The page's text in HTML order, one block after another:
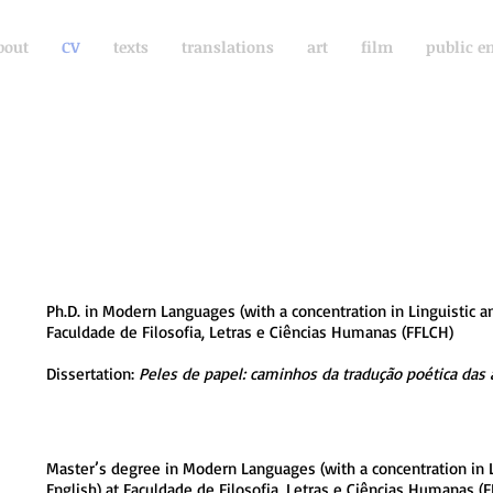
CV texts translations art film public
Ph.D. in Modern Languages (with a concentration in Linguistic
Faculdade de Filosofia, Letras e Ciências Humanas (FFLCH)
Dissertation: Peles de papel: caminhos da tradução poética
Master’s degree in Modern Languages (with a concentration